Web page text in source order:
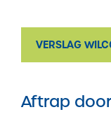
VERSLAG
Aftrap